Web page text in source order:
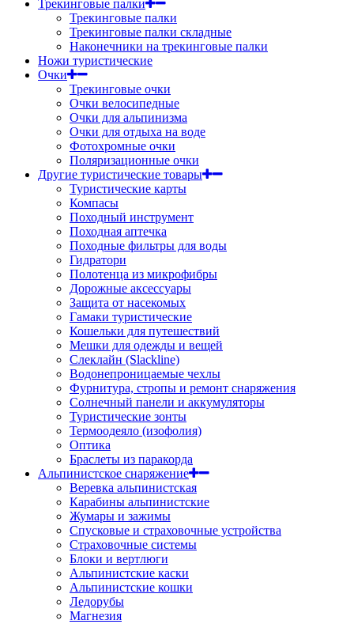
Трекинговые палки
Трекинговые палки
Трекинговые палки складные
Наконечники на трекинговые палки
Ножи туристические
Очки
Трекинговые очки
Очки велосипедные
Очки для альпинизма
Очки для отдыха на воде
Фотохромные очки
Поляризационные очки
Другие туристические товары
Туристические карты
Компасы
Походный инструмент
Походная аптечка
Походные фильтры для воды
Гидратори
Полотенца из микрофибры
Дорожные аксессуары
Защита от насекомых
Гамаки туристические
Кошельки для путешествий
Мешки для одежды и вещей
Слеклайн (Slackline)
Водонепроницаемые чехлы
Фурнитура, стропы и ремонт снаряжения
Солнечный панели и аккумуляторы
Туристические зонты
Термоодеяло (изофолия)
Оптика
Браслеты из паракорда
Альпинистское снаряжение
Веревка альпинистская
Карабины альпинистские
Жумары и зажимы
Спусковые и страховочные устройства
Страховочные системы
Блоки и вертлюги
Альпинистские каски
Альпинистские кошки
Ледорубы
Магнезия